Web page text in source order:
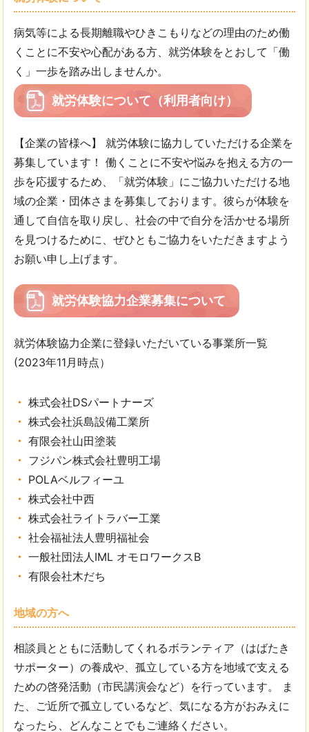
病気等による長期離職やひきこもりなどの理由のため働
くことに不安や心配がある方、就労体験をとおして「働
く」一歩を踏み出しませんか。
就労体験について（利用者向け）
【企業の皆様へ】 就労体験に協力していただける企業を
募集しています！ 働くことに不安や悩みを抱える方の一
歩を応援するため、「就労体験」にご協力いただける地
域の企業・団体さまを募集しております。彼らが体験を
通して自信を取り戻し、社会の中で自分を活かせる場所
を見つけるために、ぜひともご協力をいただきますよう
お願い申し上げます。
就労体験協力企業募集について
就労体験協力企業に登録いただいている事業所一覧
(2023年11月時点）
株式会社DSパートナーズ
株式会社浜島設備工業所
有限会社山田塗装
フジパン株式会社豊明工場
POLAベルフィーユ
株式会社中西
株式会社ライトラバー工業
社会福祉法人豊明福祉会
一般社団法人IML オモロワークスB
有限会社木だち
地域の方へ
相談員とともに活動してくれるボランティア（はばたき
サポーター）の養成や、孤立している方を地域で支える
ための啓発活動（市民講演会など）を行っています。 ま
た、ご近所で孤立しているなど、気になる方がおみえに
なったら、どんなことでもご連絡ください。